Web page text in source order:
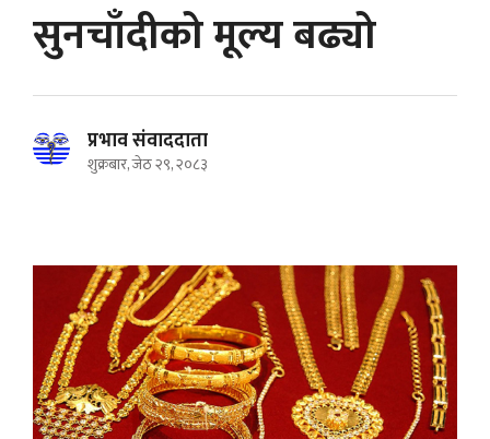
सुनचाँदीको मूल्य बढ्यो
प्रभाव संवाददाता
शुक्रबार, जेठ २९, २०८३